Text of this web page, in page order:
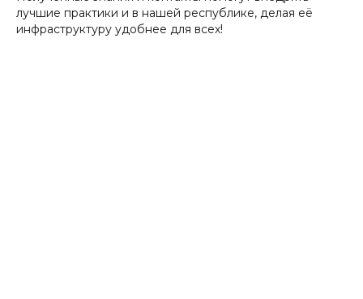
лучшие практики и в нашей республике, делая её
инфраструктуру удобнее для всех!